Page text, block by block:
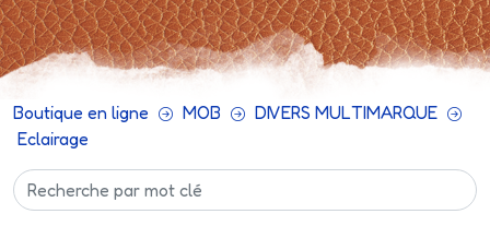
Boutique en ligne MOB
DIVERS MULTIMARQUE
Eclairage